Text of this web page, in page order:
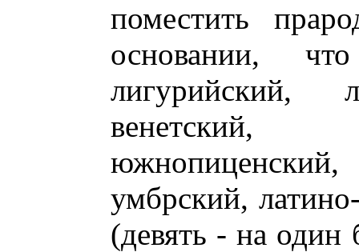
поместить
основании,
лигурийский,
венетский,
умбрский,
(девять - на один